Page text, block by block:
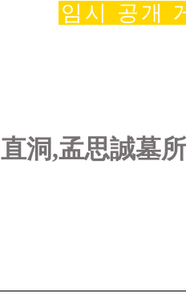
임시 공개
直洞,孟思誠墓所